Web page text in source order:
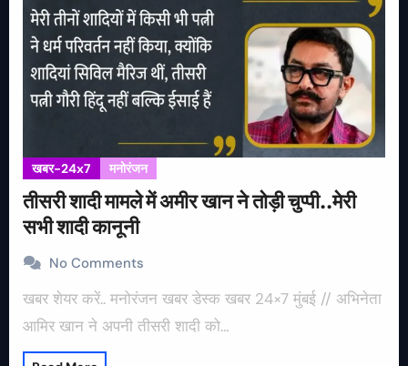
खबर-24x7 मनोरंजन
तीसरी शादी मामले में अमीर खान ने तोड़ी चुप्पी..मेरी
सभी शादी कानूनी
No Comments
खबर शेयर करें.. मनोरंजन खबर डेस्क खबर 24×7 मुंबई // अभिनेता
आमिर खान ने अपनी तीसरी शादी को…